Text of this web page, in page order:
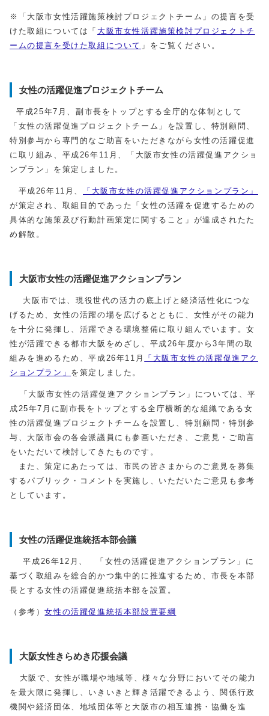
※「大阪市女性活躍施策検討プロジェクトチーム」の提言を受
けた取組については「 大阪市女性活躍施策検討プロジェクトチ
ームの提言を受けた取組について 」をご覧ください。
女性の活躍促進プロジェクトチーム
平成25年7月、副市長をトップとする全庁的な体制として
「女性の活躍促進プロジェクトチーム」を設置し、特別顧問、
特別参与から専門的なご助言をいただきながら女性の活躍促進
に取リ組み、平成26年11月、「大阪市女性の活躍促進アクショ
ンプラン」を策定しました。
平成26年11月、
「大阪市女性の活躍促進アクションプラン」
が策定され、取組目的であった「女性の活躍を促進するための
具体的な施策及び行動計画策定に関すること」が達成されたた
め解散。
大阪市女性の活躍促進アクションプラン
大阪市では、現役世代の活力の底上げと経済活性化につな
げるため、女性の活躍の場を広げるとともに、女性がその能力
を十分に発揮し、活躍できる環境整備に取り組んでいます。女
性が活躍できる都市大阪をめざし、平成26年度から3年間の取
組みを進めるため、平成26年11月
「大阪市女性の活躍促進アク
ションプラン」 を策定しました。
「大阪市女性の活躍促進アクションプラン」については、平
成25年7月に副市長をトップとする全庁横断的な組織である女
性の活躍促進プロジェクトチームを設置し、特別顧問・特別参
与、大阪市会の各会派議員にも参画いただき、ご意見・ご助言
をいただいて検討してきたものです。
また、策定にあたっては、市民の皆さまからのご意見を募集
するパブリック・コメントを実施し、いただいたご意見も参考
としています。
女性の活躍促進統括本部会議
平成26年12月、 「女性の活躍促進アクションプラン」に
基づく取組みを総合的かつ集中的に推進するため、市長を本部
長とする女性の活躍促進統括本部を設置。
（参考）女性の活躍促進統括本部設置要綱
大阪女性きらめき応援会議
大阪で、女性が職場や地域等、様々な分野においてその能力
を最大限に発揮し、いきいきと輝き活躍できるよう、関係行政
機関や経済団体、地域団体等と大阪市の相互連携・協働を進